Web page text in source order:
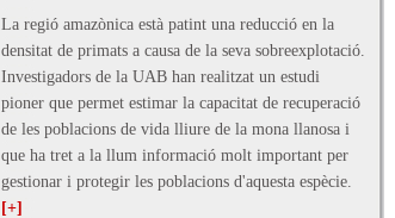
La regió amazònica està patint una reducció en la
densitat de primats a causa de la seva sobreexplotació.
Investigadors de la UAB han realitzat un estudi
pioner que permet estimar la capacitat de recuperació
de les poblacions de vida lliure de la mona llanosa i
que ha tret a la llum informació molt important per
gestionar i protegir les poblacions d'aquesta espècie.
[+]